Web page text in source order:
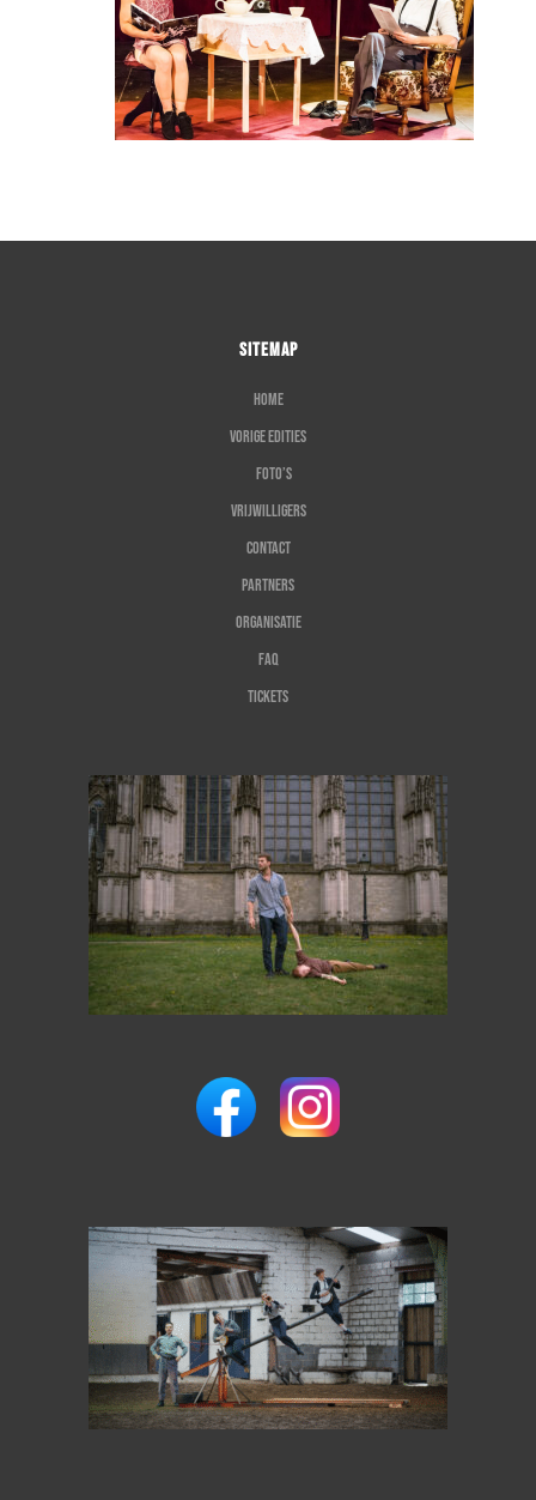
SITEMAP
Home
Vorige edities
Foto’s
Vrijwilligers
Contact
Partners
Organisatie
FAQ
Tickets